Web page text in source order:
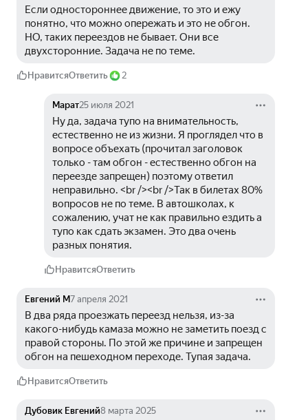
Если одностороннее движение, то это и ежу
понятно, что можно опережать и это не обгон.
НО, таких переездов не бывает. Они все
двухсторонние. Задача не по теме.
НравитсяОтветить 2
Марат25 июля 2021
Ну да, задача тупо на внимательность,
естественно не из жизни. Я проглядел что в
вопросе объехать (прочитал заголовок
только - там обгон - естественно обгон на
переезде запрещен) поэтому ответил
неправильно. <br /><br />Так в билетах 80%
вопросов не по теме. В автошколах, к
сожалению, учат не как правильно ездить а
тупо как сдать экзамен. Это два очень
разных понятия.
НравитсяОтветить
Евгений М7 апреля 2021
В два ряда проезжать переезд нельзя, из-за
какого-нибудь камаза можно не заметить поезд с
правой стороны. По этой же причине и запрещен
обгон на пешеходном переходе. Тупая задача.
НравитсяОтветить
Дубовик Евгений8 марта 2025